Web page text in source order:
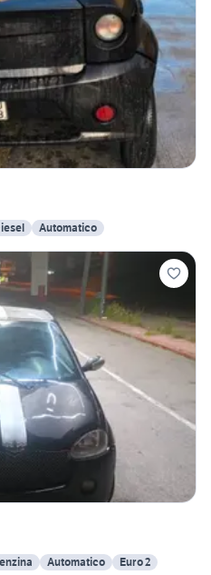
Automatico
Automatico Euro 2